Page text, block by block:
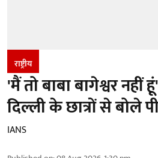
राष्ट्रीय
'मैं तो बाबा बागेश्वर
दिल्ली के छात्रों से बोले
IANS